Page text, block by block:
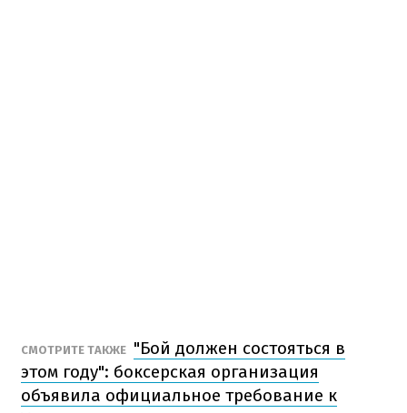
СМОТРИТЕ ТАКЖЕ "Бой должен состояться в
этом году": боксерская организация
объявила официальное требование к